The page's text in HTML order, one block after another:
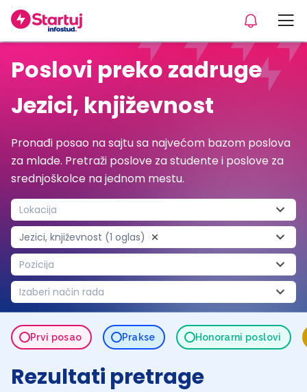
Poslovi preko zadruge
Jezici, književnost
Pronađi posao na sajtu sa najvećom bazom poslova
za mlade. Pretraži poslove za studente i poslove za
srednjoškolce na jednom mestu.
Lokacija
Jezici, književnost (1 oglas)
Pozicija
Izaberi način rada
Prvi posao Prakse Honorarni poslovi
Rezultati pretrage